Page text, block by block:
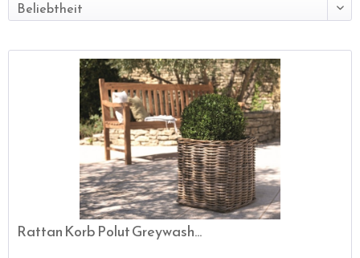
Rattan Korb Polut Greywash...